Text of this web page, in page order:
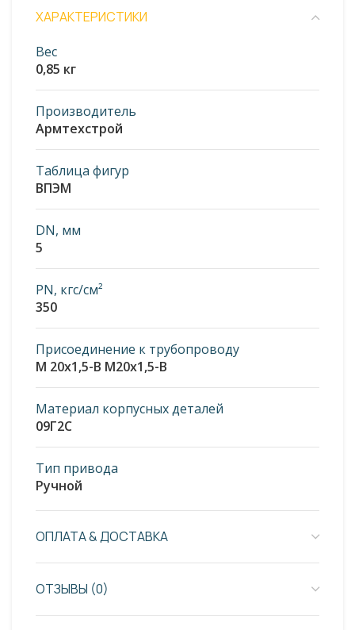
ХАРАКТЕРИСТИКИ
Вес
0,85 кг
Производитель
Армтехстрой
Таблица фигур
ВПЭМ
DN, мм
5
PN, кгс/см²
350
Присоединение к трубопроводу
М 20х1,5-В М20х1,5-В
Материал корпусных деталей
09Г2С
Тип привода
Ручной
ОПЛАТА & ДОСТАВКА
ОТЗЫВЫ (0)